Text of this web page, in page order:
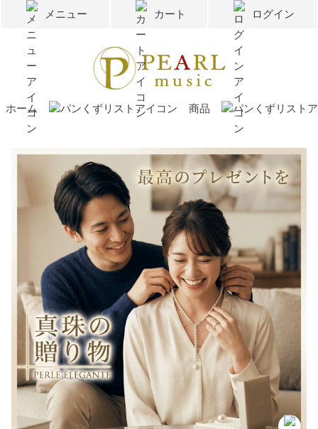
メニュー カート ログイン
ホーム 商品